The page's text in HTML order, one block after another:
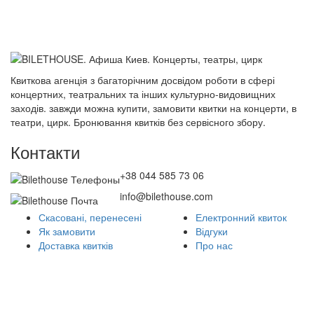
Квиткова агенція з багаторічним досвідом роботи в сфері
концертних, театральних та інших культурно-видовищних
заходів. завжди можна купити, замовити квитки на концерти, в
театри, цирк. Бронювання квитків без сервісного збору.
Контакти
+38 044 585 73 06
info@bilethouse.com
Скасовані, перенесені
Як замовити
Доставка квитків
Електронний квиток
Відгуки
Про нас